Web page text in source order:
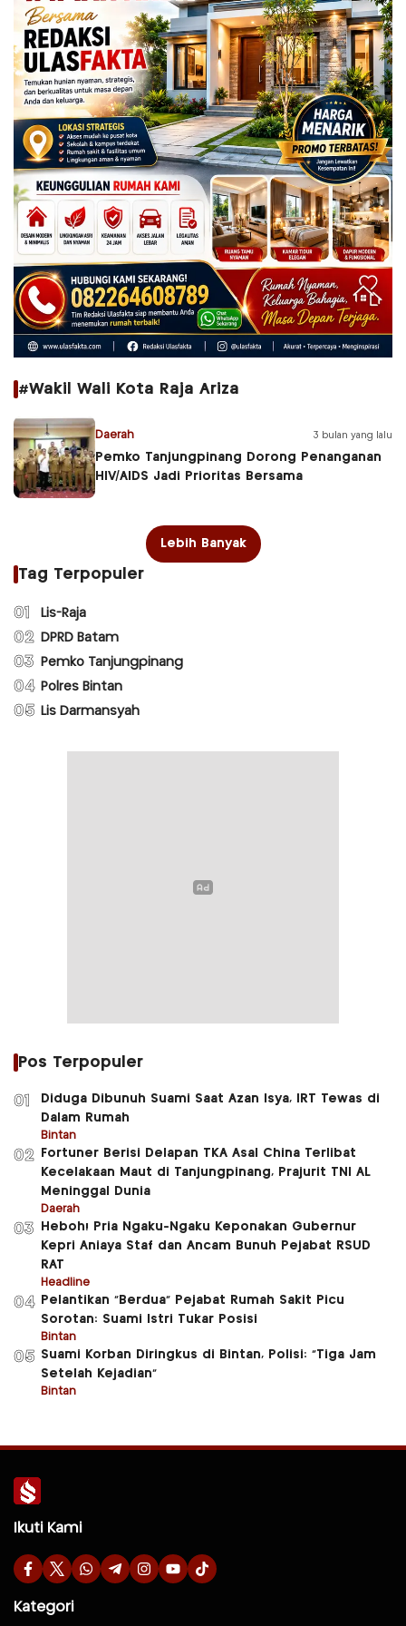
#Wakil Wali Kota Raja Ariza
Daerah 3 bulan yang lalu
Pemko Tanjungpinang Dorong Penanganan
HIV/AIDS Jadi Prioritas Bersama
Lebih Banyak
Tag Terpopuler
01 Lis-Raja
02 DPRD Batam
03 Pemko Tanjungpinang
04 Polres Bintan
05 Lis Darmansyah
Pos Terpopuler
01
Diduga Dibunuh Suami Saat Azan Isya, IRT Tewas di
Dalam Rumah
Bintan
02
Fortuner Berisi Delapan TKA Asal China Terlibat
Kecelakaan Maut di Tanjungpinang, Prajurit TNI AL
Meninggal Dunia
Daerah
03
Heboh! Pria Ngaku-Ngaku Keponakan Gubernur
Kepri Aniaya Staf dan Ancam Bunuh Pejabat RSUD
RAT
Headline
04
Pelantikan “Berdua” Pejabat Rumah Sakit Picu
Sorotan: Suami Istri Tukar Posisi
Bintan
05 Suami Korban Diringkus di Bintan, Polisi: “Tiga Jam
Setelah Kejadian”
Bintan
Ikuti Kami
Kategori